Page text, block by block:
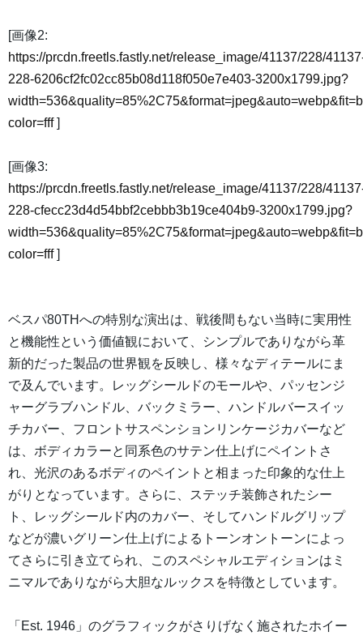
[画像2:
https://prcdn.freetls.fastly.net/release_image/41137/228/
228-6206cf2fc02cc85b08d118f050e7e403-3200x1799.jpg?
color=fff]
[画像3:
https://prcdn.freetls.fastly.net/release_image/41137/228/
228-cfecc23d4d54bbf2cebbb3b19ce404b9-3200x1799.jpg?
color=fff]
ベスパ80THへの特別な演出は、戦後間もない当時に実用性
と機能性という価値観において、シンプルでありながら革
新的だった製品の世界観を反映し、様々なディテールにま
で及んでいます。レッグシールドのモールや、パッセンジ
ャーグラブハンドル、バックミラー、ハンドルバースイッ
チカバー、フロントサスペンションリンケージカバーなど
は、ボディカラーと同系色のサテン仕上げにペイントさ
れ、光沢のあるボディのペイントと相まった印象的な仕上
がりとなっています。さらに、ステッチ装飾されたシー
ト、レッグシールド内のカバー、そしてハンドルグリップ
などが濃いグリーン仕上げによるトーンオントーンによっ
てさらに引き立てられ、このスペシャルエディションはミ
ニマルでありながら大胆なルックスを特徴としています。
「Est. 1946」のグラフィックがさりげなく施されたホイー